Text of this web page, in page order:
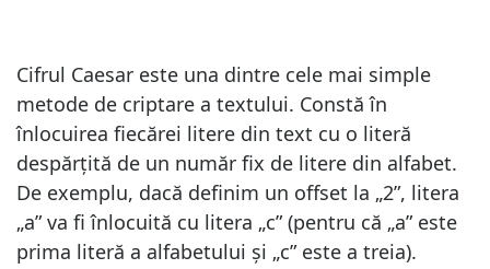
Cifrul Caesar este una dintre cele mai simple
metode de criptare a textului. Constă în
înlocuirea fiecărei litere din text cu o literă
despărțită de un număr fix de litere din alfabet.
De exemplu, dacă definim un offset la „2”, litera
„a” va fi înlocuită cu litera „c” (pentru că „a” este
prima literă a alfabetului și „c” este a treia).